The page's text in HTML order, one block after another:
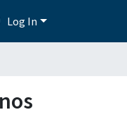
Log In